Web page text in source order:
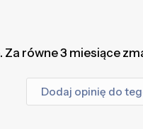
równe 3 miesiące
Dodaj opinię do